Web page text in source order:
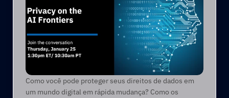
Como você pode proteger seus direitos de dados em
um mundo digital em rápida mudança? Como os